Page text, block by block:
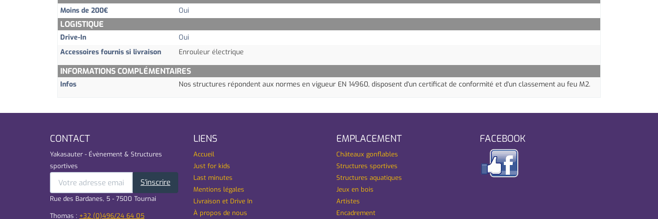
Moins de 200€ Oui
LOGISTIQUE
Drive-In
Oui
Accessoires fournis si livraison
Enrouleur électrique
INFORMATIONS COMPLÉMENTAIRES
Infos Nos structures répondent aux normes en vigueur EN 14960, disposent d'un certificat de conformité et d'un classement au feu M2.
CONTACT
Yakasauter - Évènement & Structures
sportives
S'inscrire
Rue des Bardanes, 5 - 7500 Tournai
Thomas : +32 (0)496/24 64 05
LIENS
Accueil
Just for kids
Last minutes
Mentions légales
Livraison et Drive In
À propos de nous
EMPLACEMENT
Châteaux gonflables
Structures sportives
Structures aquatiques
Jeux en bois
Artistes
Encadrement
FACEBOOK